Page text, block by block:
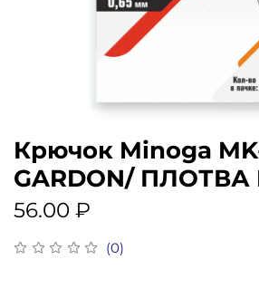
(0)
Крючок Minoga MK-
GARDON/
56.00 ₽